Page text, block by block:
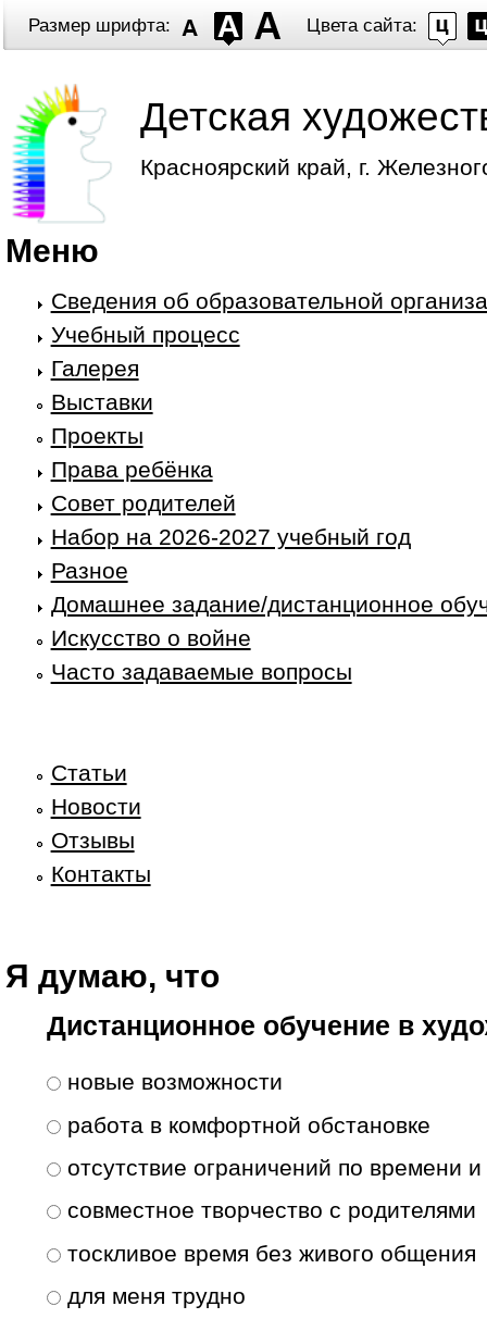
Размер шрифта: Цвета сайта:
Детская
Красноярский край, г.
Меню
Сведения об образовательной
Учебный процесс
Галерея
Выставки
Проекты
Права ребёнка
Совет родителей
Набор на 2026-2027 учебный год
Разное
Домашнее задание/дистанционное
Искусство о войне
Часто задаваемые вопросы
Статьи
Новости
Отзывы
Контакты
Я думаю, что
Дистанционное обучение в
Варианты
новые возможности
работа в комфортной обстановке
отсутствие ограничений по времени
совместное творчество с родителями
тоскливое время без живого общения
для меня трудно